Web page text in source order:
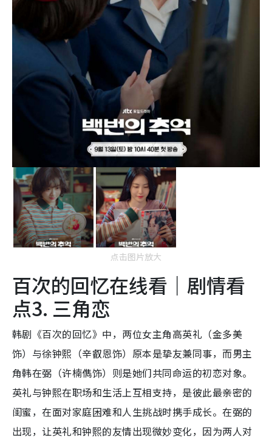
点击图片放大
百次的回忆在线看｜剧情看
点3. 三角恋
韩剧《百次的回忆》中，两位女主角高英礼（金多美
饰）与徐钟熙（辛叡恩饰）原本是挚友兼同事，而男主
角韩在弼（许楠儁饰）则是她们共同命运的初恋对象。
英礼与钟熙在职场和生活上互相支持，是彼此最亲密的
闺蜜，在面对家庭困难和人生挑战时携手成长。在弼的
出现，让英礼和钟熙的友情出现微妙变化，因为两人对